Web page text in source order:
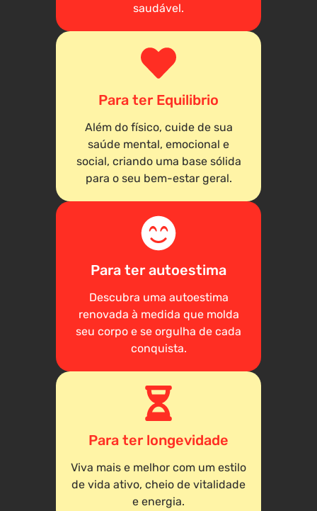
saudável.
Para ter Equilibrio
Além do físico, cuide de sua
saúde mental, emocional e
social, criando uma base sólida
para o seu bem-estar geral.
Para ter autoestima
Descubra uma autoestima
renovada à medida que molda
seu corpo e se orgulha de cada
conquista.
Para ter longevidade
Viva mais e melhor com um estilo
de vida ativo, cheio de vitalidade
e energia.